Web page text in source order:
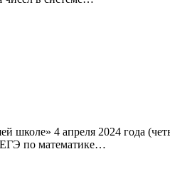
школе» 4 апреля 2024 года
по математике…